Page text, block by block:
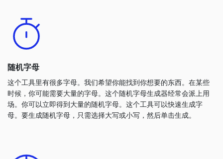
随机字母
这个工具里有很多字母。我们希望你能找到你想要的东西。在某些
时候，你可能需要大量的字母。这个随机字母生成器经常会派上用
场。你可以立即得到大量的随机字母。这个工具可以快速生成字
母。要生成随机字母，只需选择大写或小写，然后单击生成。